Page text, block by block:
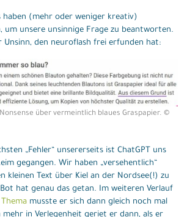
haben (mehr oder weniger kreativ)
unsere unsinnige Frage zu beantworten.
Unsinn, den neuroflash frei erfunden hat:
über vermeintlich blaues Graspapier. ©
„Fehler“ unsererseits ist ChatGPT uns
gegangen. Wir haben „versehentlich“
kleinen Text über Kiel an der Nordsee(!) zu
hat genau das getan. Im weiteren Verlauf
musste er sich dann gleich noch mal
in Verlegenheit geriet er dann, als er